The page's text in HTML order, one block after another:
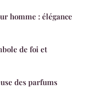
homme : élégance
de foi et
des parfums